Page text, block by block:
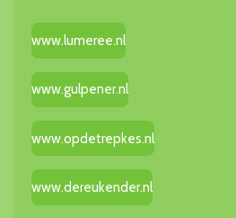
www.lumeree.nl
www.gulpener.nl
www.opdetrepkes.nl
www.dereukender.nl